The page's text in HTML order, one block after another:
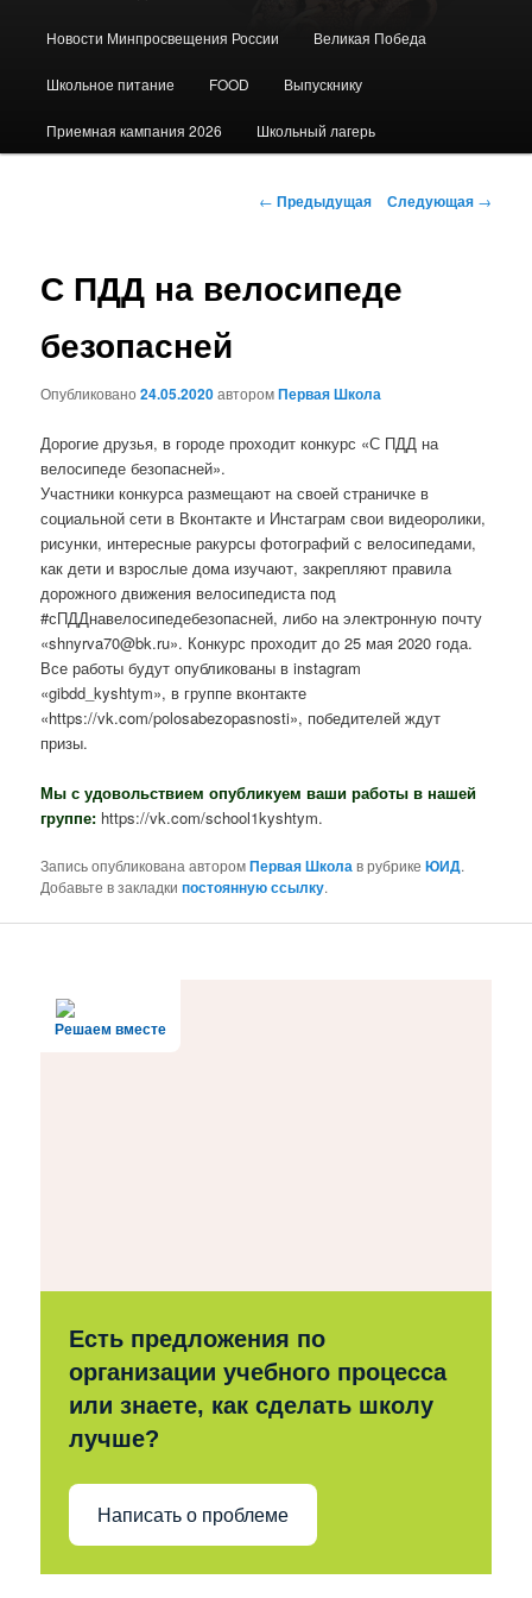
Новости Минпросвещения России Великая Победа
Школьное питание FOOD Выпускнику
Приемная кампания 2026 Школьный лагерь
Навигация
← Предыдущая Следующая →
С ПДД на велосипеде
безопасней
Опубликовано24.05.2020авторомПервая Школа
Дорогие друзья, в городе проходит конкурс «С ПДД на
велосипеде безопасней».
Участники конкурса размещают на своей страничке в
социальной сети в Вконтакте и Инстаграм свои видеоролики,
рисунки, интересные ракурсы фотографий с велосипедами,
как дети и взрослые дома изучают, закрепляют правила
дорожного движения велосипедиста под
#сПДДнавелосипедебезопасней, либо на электронную почту
«shnyrva70@bk.ru». Конкурс проходит до 25 мая 2020 года.
Все работы будут опубликованы в instagram
«gibdd_kyshtym», в группе вконтакте
«https://vk.com/polosabezopasnosti», победителей ждут
призы.
Мы с удовольствием опубликуем ваши работы в нашей
группе: https://vk.com/school1kyshtym.
Запись опубликована авторомПервая Школав рубрикеЮИД.
Добавьте в закладкипостоянную ссылку.
Решаем вместе
Есть предложения по
организации учебного процесса
или знаете, как сделать школу
лучше?
Написать о проблеме